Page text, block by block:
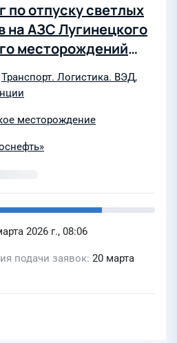
по отпуску светлых
на АЗС Лугинецкого
месторождений
в 2026г.»
Транспорт. Логистика. ВЭД,
месторождение
2026 г., 08:06
подачи заявок 20 марта